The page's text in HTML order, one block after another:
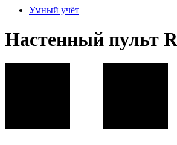
Умный учёт
Настенный пульт